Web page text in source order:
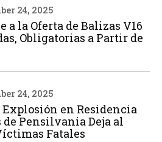
24, 2025
a la Oferta de Balizas V16
Obligatorias a Partir de
24, 2025
Explosión en Residencia
Pensilvania Deja al
Fatales